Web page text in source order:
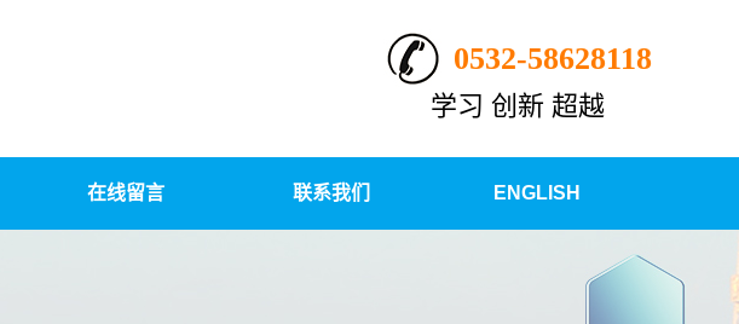
0532-58628118
学习 创新 超越
在线留言 联系我们 ENGLISH